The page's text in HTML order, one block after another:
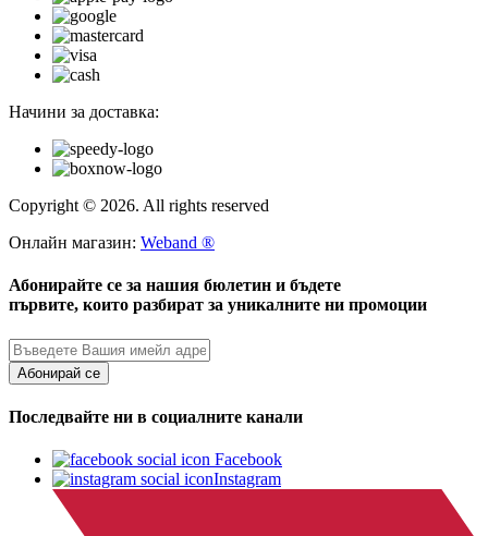
Начини за доставка:
Copyright © 2026. All rights reserved
Онлайн магазин: Weband ®
Абонирайте се за нашия бюлетин и бъдете
първите, които разбират за уникалните ни промоции
Абонирай се
Последвайте ни в социалните канали
Facebook
Instagram